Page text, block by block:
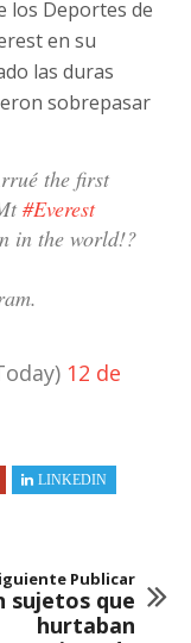
los Deportes de
en su
las duras
sobrepasar
the first
#Everest
in the world!?
12 de
LINKEDIN
Publicar
sujetos que
hurtaban